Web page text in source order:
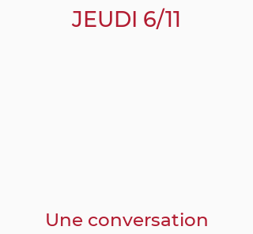
JEUDI 6/11
Une conversation